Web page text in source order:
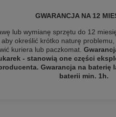
GWARANCJA NA 12
lub wymianę sprzętu do 12
określić krótko naturę
kuriera lub paczkomat.
- stanowią one części
Gwarancja na baterię
baterii min. 1h.